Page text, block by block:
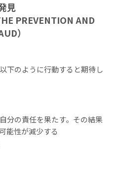
見
PREVENTION AND
）
下のように行動すると期待し
分の責任を果たす。その結果
能性が減少する